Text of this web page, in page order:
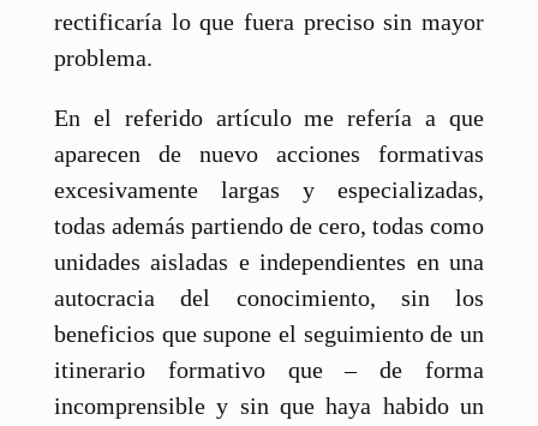
rectificaría lo que fuera preciso sin mayor
problema.
En el referido artículo me refería a que
aparecen de nuevo acciones formativas
excesivamente largas y especializadas,
todas además partiendo de cero, todas como
unidades aisladas e independientes en una
autocracia del conocimiento, sin los
beneficios que supone el seguimiento de un
itinerario formativo que – de forma
incomprensible y sin que haya habido un